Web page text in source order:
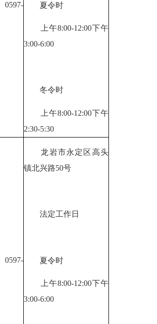
夏令时
上午8:00-12:00下午
3:00-6:00
冬令时
上午8:00-12:00下午
2:30-5:30
龙岩市永定区高头
镇北兴路50号
法定工作日
夏令时
上午8:00-12:00下午
3:00-6:00